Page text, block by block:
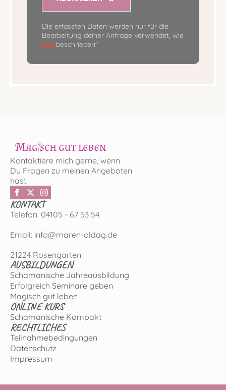
Die erfassten Daten werden nur für die
Bearbeitung deiner Anfrage verwendet, wie
hier beschrieben"
Kontaktiere mich gerne, wenn
Du Fragen zu meinen Angeboten
hast.
KONTAKT
Telefon: 04105 - 67 53 54
Email: info@maren-oldag.de
21224 Rosengarten
AUSBILDUNGEN
Schamanische Jahreausbildung
Erfolgreich Seminare geben
Magisch gut leben
ONLINE KURS
Schamanische Kompakt
RECHTLICHES
Teilnahmebedingungen
Datenschutz
Impressum